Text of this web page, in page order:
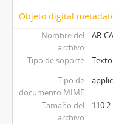
Objeto digital
Nombre del
archivo
AR-
Tipo de soporte
Texto
Tipo de
documento MIME
Tamaño del
archivo
110.2